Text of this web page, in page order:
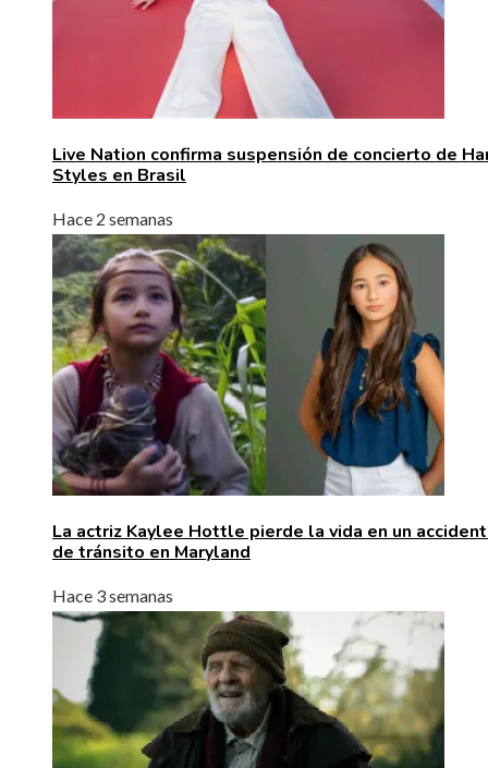
Live Nation confirma suspensión de concierto de
Styles en Brasil
Hace 2 semanas
La actriz Kaylee Hottle pierde la vida en un
de tránsito en Maryland
Hace 3 semanas